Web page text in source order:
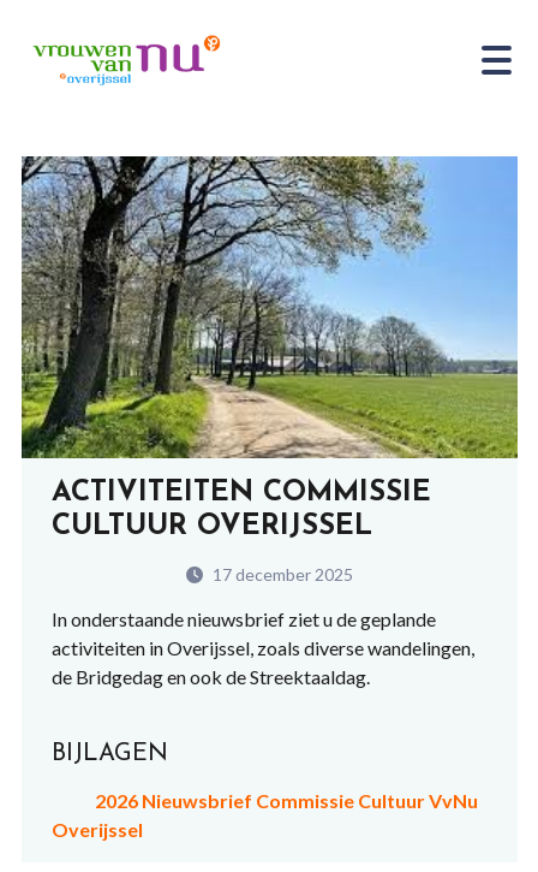
ACTIVITEITEN COMMISSIE
CULTUUR OVERIJSSEL
17 december 2025
In onderstaande nieuwsbrief ziet u de geplande
activiteiten in Overijssel, zoals diverse wandelingen,
de Bridgedag en ook de Streektaaldag.
BIJLAGEN
2026 Nieuwsbrief Commissie Cultuur VvNu
Overijssel